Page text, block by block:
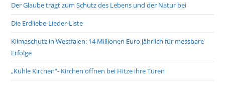
Der Glaube trägt zum Schutz des Lebens und der Natur bei
Die Erdliebe-Lieder-Liste
Klimaschutz in Westfalen: 14 Millionen Euro jährlich für messbare
Erfolge
„Kühle Kirchen“- Kirchen öffnen bei Hitze ihre Türen